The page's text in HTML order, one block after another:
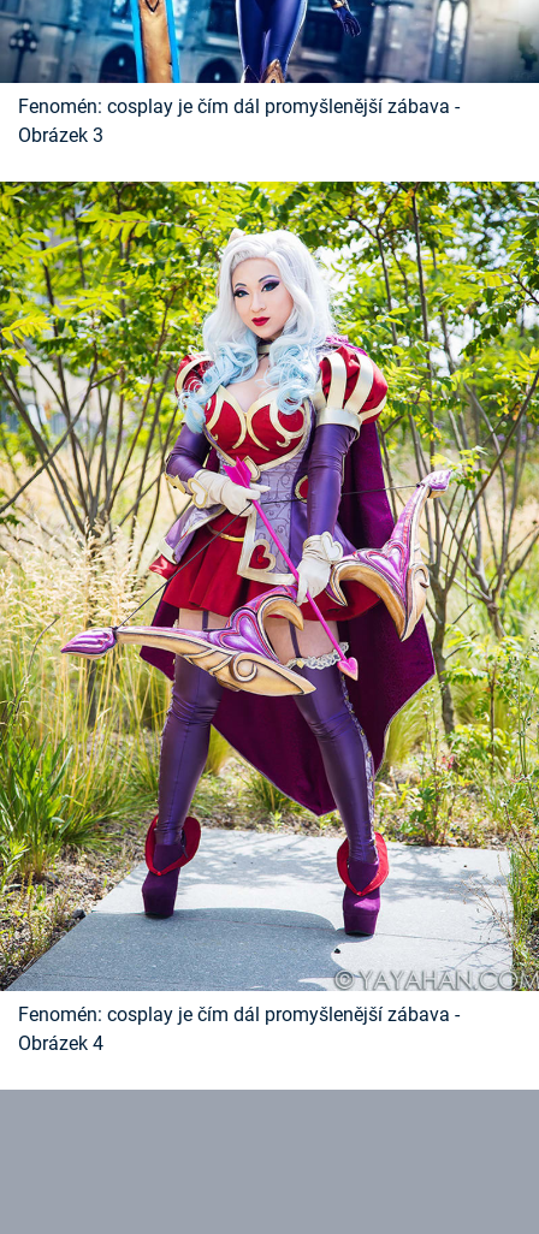
Fenomén: cosplay je čím dál promyšlenější zábava -
Obrázek 3
Fenomén: cosplay je čím dál promyšlenější zábava -
Obrázek 4